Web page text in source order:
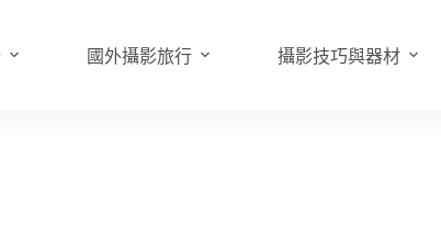
國外攝影旅行 攝影技巧與器材